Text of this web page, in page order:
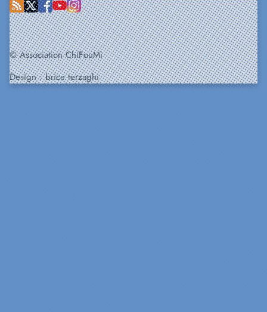
© Association ChiFouMi
Design :brice terzaghi